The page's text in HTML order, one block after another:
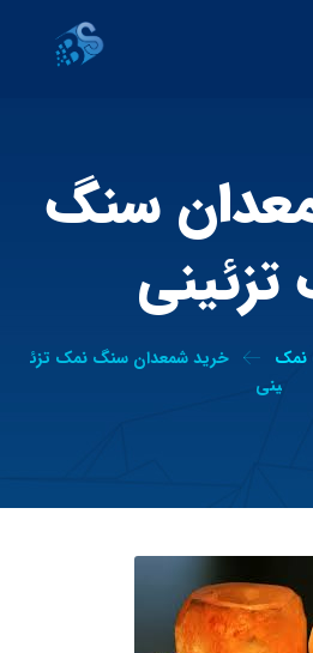
سنگ
نمک
خرید شمعدان سنگ نمک تزئ
ینی